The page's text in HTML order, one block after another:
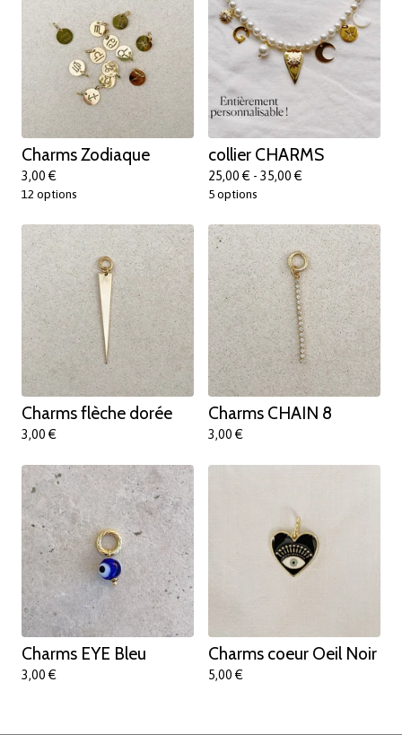
Charms Zodiaque
3,00 €
12 options
collier CHARMS
25,00 € - 35,00 €
5 options
Charms flèche dorée
3,00 €
Charms CHAIN 8
3,00 €
Charms EYE Bleu
3,00 €
Charms coeur Oeil Noir
5,00 €